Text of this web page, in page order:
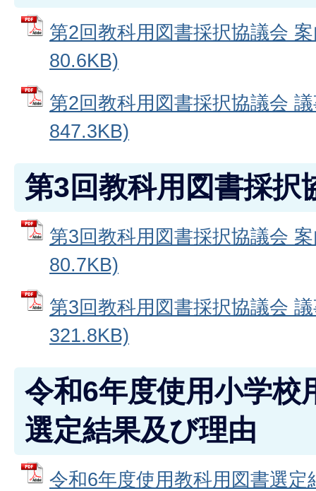
第2回教科用図書採択協議会
80.6KB)
第2回教科用図書採択協議会
847.3KB)
第3回教科用図書採択
第3回教科用図書採択協議会
80.7KB)
第3回教科用図書採択協議会
321.8KB)
令和6年度使用小学校
選定結果及び理由
令和6年度使用教科用図書選